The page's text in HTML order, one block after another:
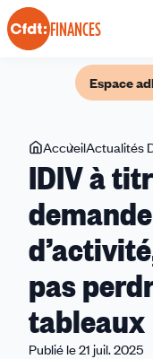
Panneau de gestion des
FINANCES
Espace
Vous
êtes
ici
AccueilActualités
IDIV à
pas
tableaux
Publié le 21 juil. 2025